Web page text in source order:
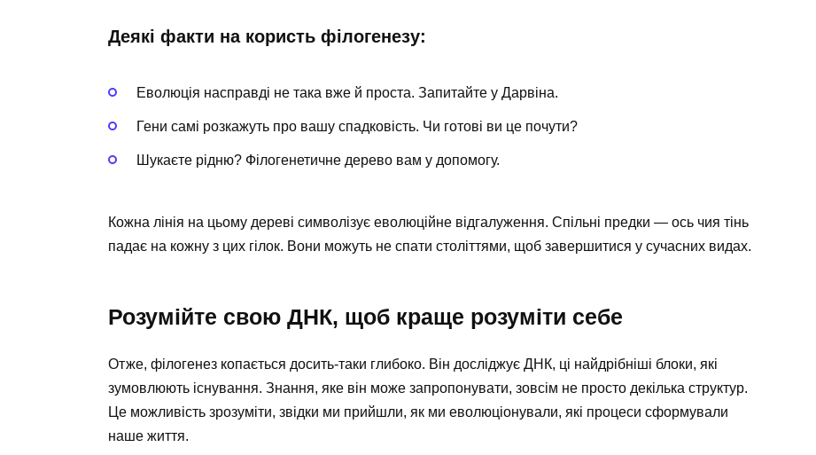
Деякі факти на користь філогенезу:
Еволюція насправді не така вже й проста. Запитайте у Дарвіна.
Гени самі розкажуть про вашу спадковість. Чи готові ви це почути?
Шукаєте рідню? Філогенетичне дерево вам у допомогу.
Кожна лінія на цьому дереві символізує еволюційне відгалуження. Спільні предки — ось чия тінь
падає на кожну з цих гілок. Вони можуть не спати століттями, щоб завершитися у сучасних видах.
Розумійте свою ДНК, щоб краще розуміти себе
Отже, філогенез копається досить-таки глибоко. Він досліджує ДНК, ці найдрібніші блоки, які
зумовлюють існування. Знання, яке він може запропонувати, зовсім не просто декілька структур.
Це можливість зрозуміти, звідки ми прийшли, як ми еволюціонували, які процеси сформували
наше життя.